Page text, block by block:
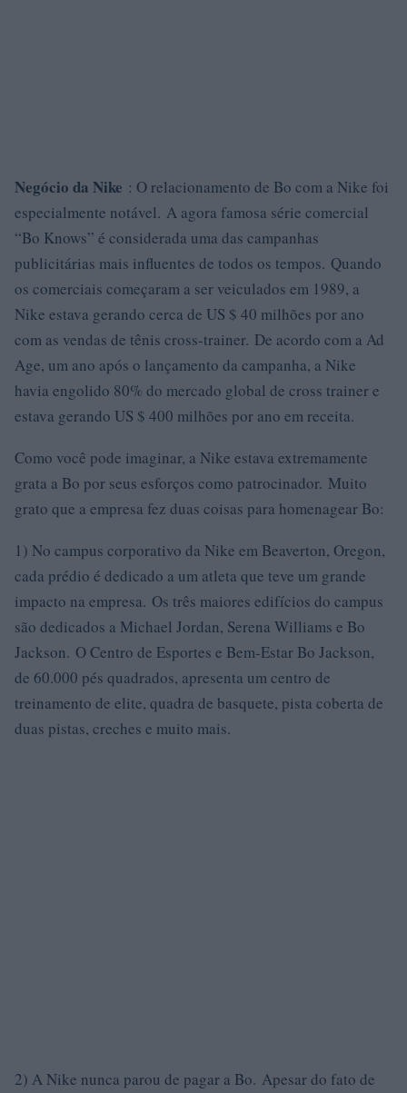
Negócio da Nike : O relacionamento de Bo com a Nike foi
especialmente notável. A agora famosa série comercial
“Bo Knows” é considerada uma das campanhas
publicitárias mais influentes de todos os tempos. Quando
os comerciais começaram a ser veiculados em 1989, a
Nike estava gerando cerca de US $ 40 milhões por ano
com as vendas de tênis cross-trainer. De acordo com a Ad
Age, um ano após o lançamento da campanha, a Nike
havia engolido 80% do mercado global de cross trainer e
estava gerando US $ 400 milhões por ano em receita.
Como você pode imaginar, a Nike estava extremamente
grata a Bo por seus esforços como patrocinador. Muito
grato que a empresa fez duas coisas para homenagear Bo:
1) No campus corporativo da Nike em Beaverton, Oregon,
cada prédio é dedicado a um atleta que teve um grande
impacto na empresa. Os três maiores edifícios do campus
são dedicados a Michael Jordan, Serena Williams e Bo
Jackson. O Centro de Esportes e Bem-Estar Bo Jackson,
de 60.000 pés quadrados, apresenta um centro de
treinamento de elite, quadra de basquete, pista coberta de
duas pistas, creches e muito mais.
2) A Nike nunca parou de pagar a Bo. Apesar do fato de